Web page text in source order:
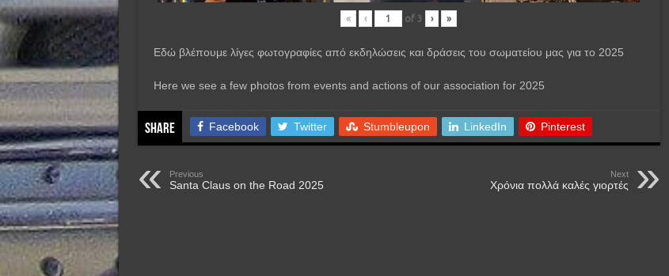
« ‹ of 3 › »
Εδώ βλέπουμε λίγες φωτογραφίες από εκδηλώσεις και δράσεις του σωματείου μας για το 2025
Here we see a few photos from events and actions of our association for 2025
Share Facebook Twitter Stumbleupon LinkedIn Pinterest
Previous
Santa Claus on the Road 2025
Next
Χρόνια πολλά καλές γιορτές